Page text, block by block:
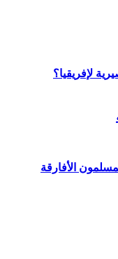
لإفريقيا؟
الأفارقة